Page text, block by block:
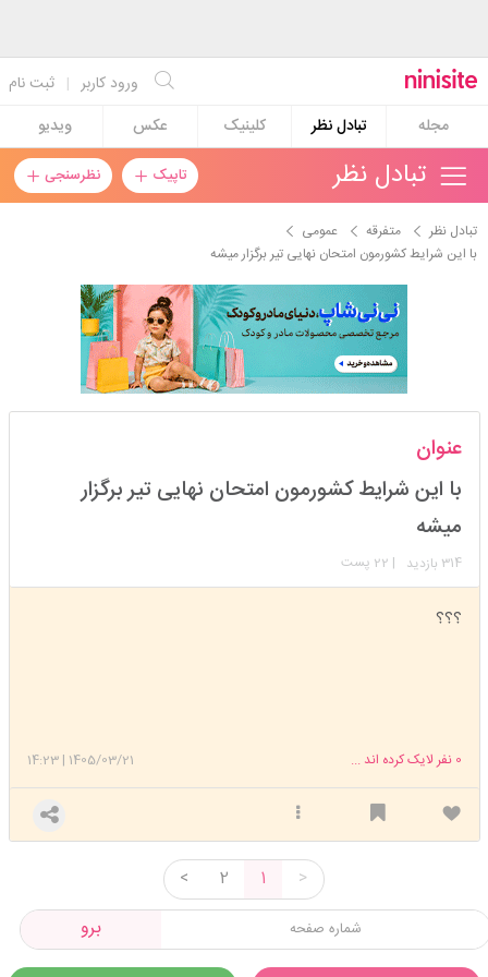
ثبت نام | ورود کاربر
مجله
تبادل نظر کلینیک عکس ویدیو
تاپیک نظرسنجی تبادل نظر
تبادل نظر متفرقه
عمومی
با این شرایط کشورمون امتحان نهایی تیر برگزار میشه
عضویت: 1404/02/30 تعداد پست: 760
عنوان
با این شرایط کشورمون امتحان نهایی تیر برگزار
میشه
314 بازدید | 22 پست
؟؟؟
1405/03/21
|
14:23 0 نفر لایک کرده اند ...
>
1
2
<
برو